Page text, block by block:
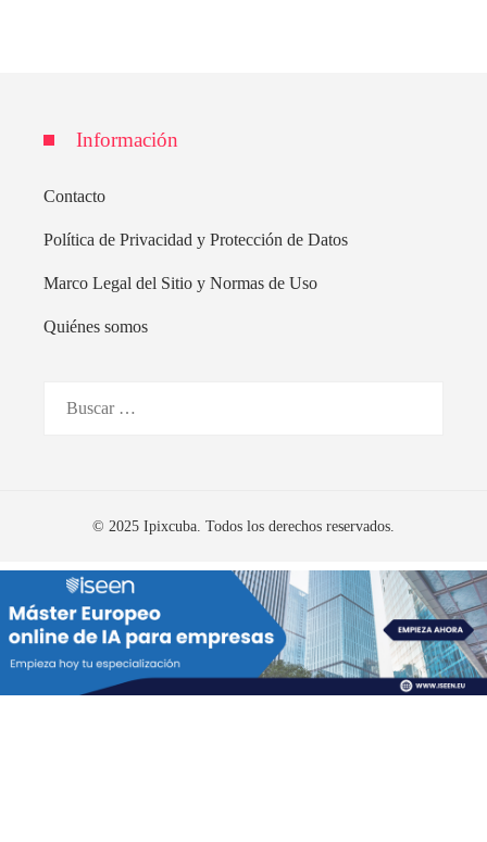
Información
Contacto
Política de Privacidad y Protección de Datos
Marco Legal del Sitio y Normas de Uso
Quiénes somos
© 2025 Ipixcuba. Todos los derechos reservados.